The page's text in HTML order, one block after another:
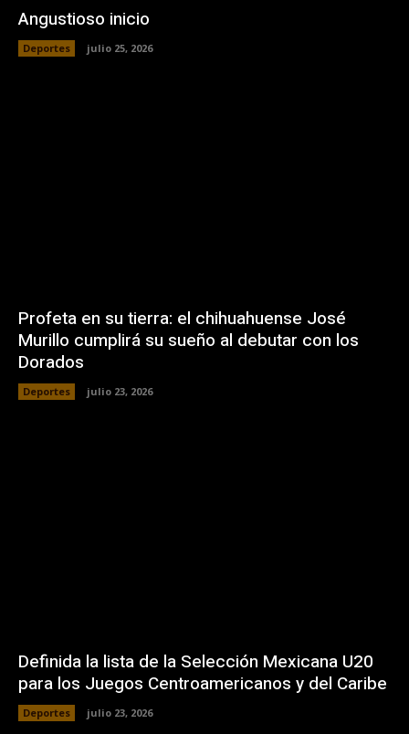
Angustioso inicio
Deportes julio 25, 2026
Profeta en su tierra: el chihuahuense José
Murillo cumplirá su sueño al debutar con los
Dorados
Deportes julio 23, 2026
Definida la lista de la Selección Mexicana U20
para los Juegos Centroamericanos y del Caribe
Deportes julio 23, 2026